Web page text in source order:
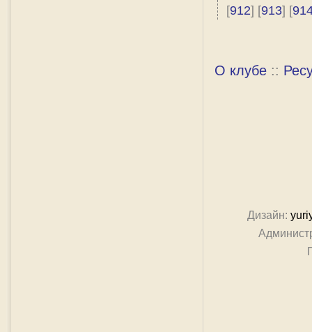
[912] [913] [
О клубе ::
Дизайн: